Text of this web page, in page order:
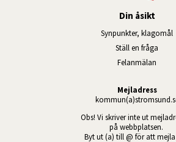
Din åsikt
Synpunkter, klagomål
Ställ en fråga
Felanmälan
Mejladress
Obs! Vi skriver inte ut
på webbplatsen.
Byt ut (a) till @ för att mejla